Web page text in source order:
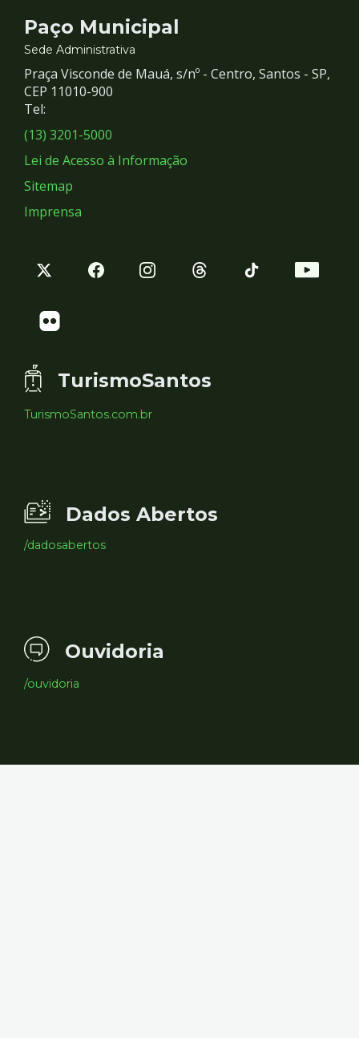
Contato
e
Redes
Sociais
Paço Municipal
Sede Administrativa
Praça Visconde de Mauá, s/nº - Centro, Santos - SP,
CEP 11010-900
Tel:
(13) 3201-5000
Lei de Acesso à Informação
Sitemap
Imprensa
TurismoSantos
TurismoSantos.com.br
Dados Abertos
/dadosabertos
Ouvidoria
/ouvidoria